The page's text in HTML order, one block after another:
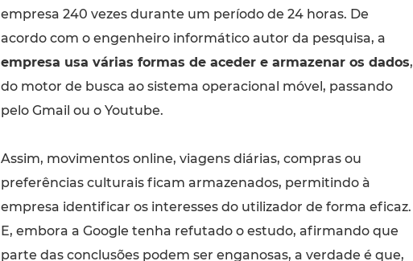
empresa 240 vezes durante um período de 24 horas. De
acordo com o engenheiro informático autor da pesquisa, a
empresa usa várias formas de aceder e armazenar os dados,
do motor de busca ao sistema operacional móvel, passando
pelo Gmail ou o Youtube.
Assim, movimentos online, viagens diárias, compras ou
preferências culturais ficam armazenados, permitindo à
empresa identificar os interesses do utilizador de forma eficaz.
E, embora a Google tenha refutado o estudo, afirmando que
parte das conclusões podem ser enganosas, a verdade é que,